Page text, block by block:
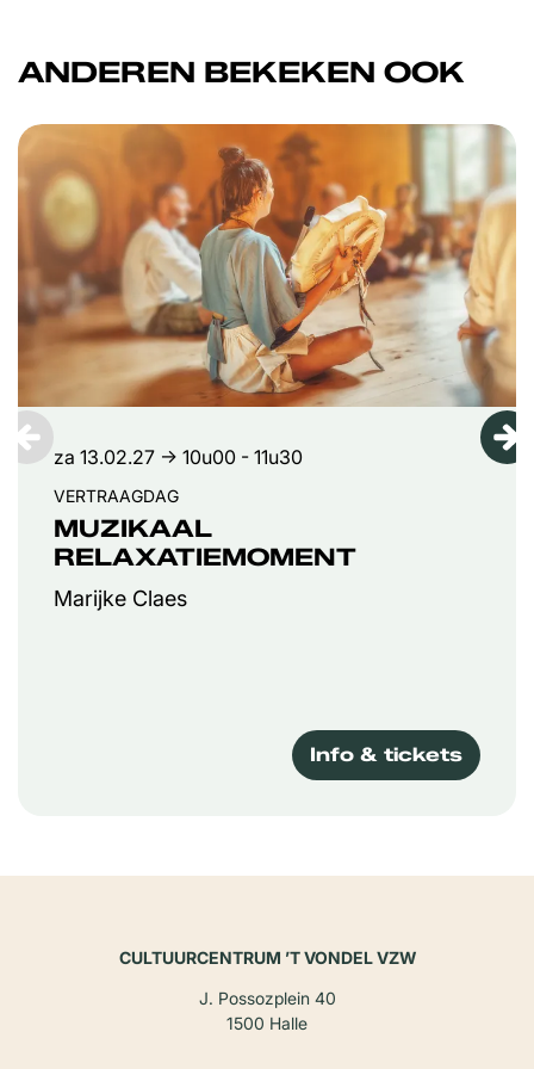
ANDEREN BEKEKEN OOK
Overslaan
MUZIKAAL
RELAXATIEMOMENT
Marijke Claes
VERTRAAGDAG
za 13.02.27 → 10u00 - 11u30
Info & tickets
CULTUURCENTRUM ’T VONDEL VZW
J. Possozplein 40
1500 Halle